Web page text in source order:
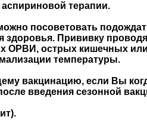
терапии.
посоветовать
здоровья. Прививку
ОРВИ, острых кишечных
температуры.
вакцинацию, если Вы
введения сезонной